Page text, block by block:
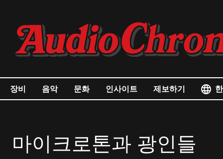
장비 음악 문화 인사이트 제보하기
마이크로톤과 광인들